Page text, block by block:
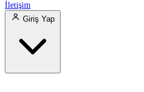
İletişim
Giriş Yap